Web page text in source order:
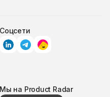
Соцсети
Мы на Product Radar